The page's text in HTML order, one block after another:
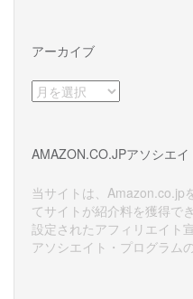
アーカイブ
ア
ー
ブ
AMAZON.CO.JPアソシエイ
当サイトは、Amazon.co.jp
てサイトが紹介料を獲得で
設定されたアフィリエイト
アソシエイト・プログラム